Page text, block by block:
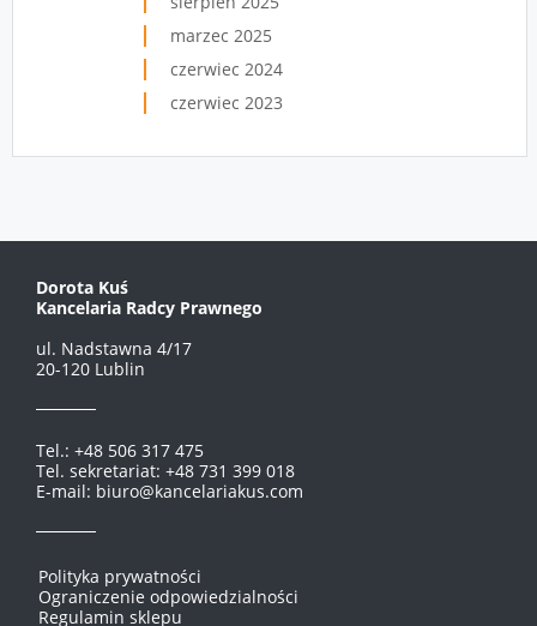
marzec 2025
czerwiec 2024
czerwiec 2023
Dorota Kuś
Kancelaria Radcy Prawnego
ul. Nadstawna 4/17
20-120 Lublin
Tel.: +48 506 317 475
Tel. sekretariat: +48 731 399 018
E-mail: biuro@kancelariakus.com
Polityka prywatności
Ograniczenie odpowiedzialności
Regulamin sklepu